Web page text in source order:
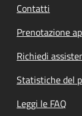
Contatti
Prenotazione
Richiedi
Statistiche del
Leggi le FAQ